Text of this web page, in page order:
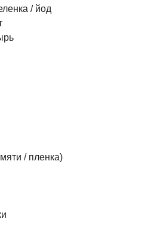
/ йод
/ пленка)